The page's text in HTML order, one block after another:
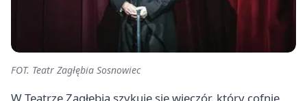
FOT. Teatr Zagłębia Sosnowiec